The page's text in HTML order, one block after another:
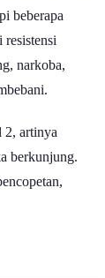
beberapa
resistensi
narkoba,
2, artinya
berkunjung.